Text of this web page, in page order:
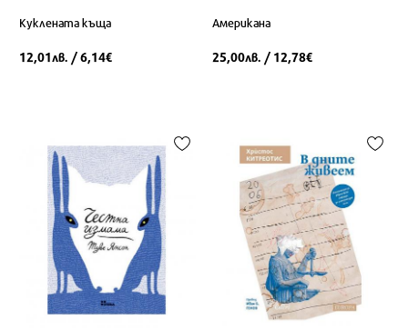
Куклената къща
12,01лв. / 6,14€
Американа
25,00лв. / 12,78€